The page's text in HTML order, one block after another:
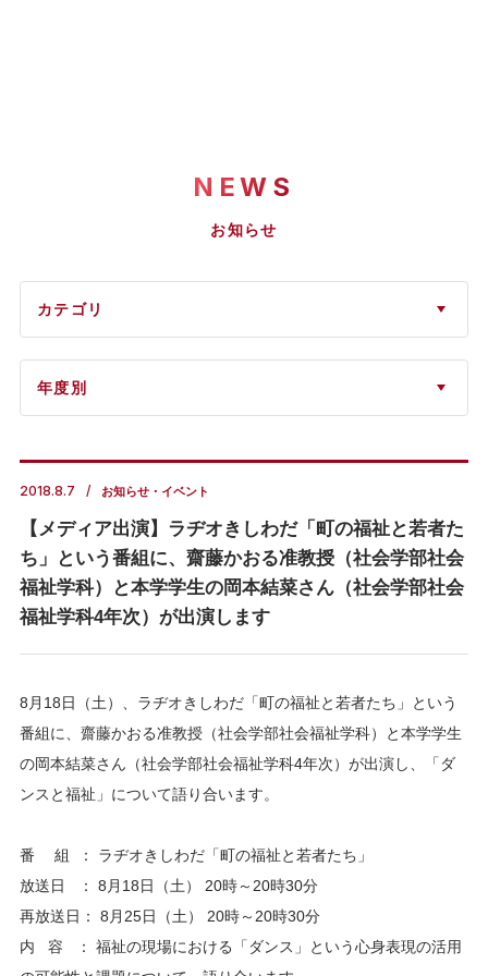
NEWS
お知らせ
2018.8.7 お知らせ・イベント
【メディア出演】ラヂオきしわだ「町の福祉と若者た
ち」という番組に、齋藤かおる准教授（社会学部社会
福祉学科）と本学学生の岡本結菜さん（社会学部社会
福祉学科4年次）が出演します
8月18日（土）、ラヂオきしわだ「町の福祉と若者たち」という
番組に、齋藤かおる准教授（社会学部社会福祉学科）と本学学生
の岡本結菜さん（社会学部社会福祉学科4年次）が出演し、「ダ
ンスと福祉」について語り合います。
番 組 ： ラヂオきしわだ「町の福祉と若者たち」
放送日 ： 8月18日（土） 20時～20時30分
再放送日： 8月25日（土） 20時～20時30分
内 容 ： 福祉の現場における「ダンス」という心身表現の活用
カテゴリ
年度別